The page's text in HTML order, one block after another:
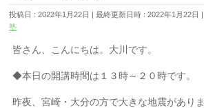
投稿日 : 2022年1月22日 最終更新日時 : 2022年1月22日
塾
皆さん、こんにちは。大川です。
◆本日の開講時間は１３時～２０時です。
昨夜、宮崎・大分の方で大きな地震がありま